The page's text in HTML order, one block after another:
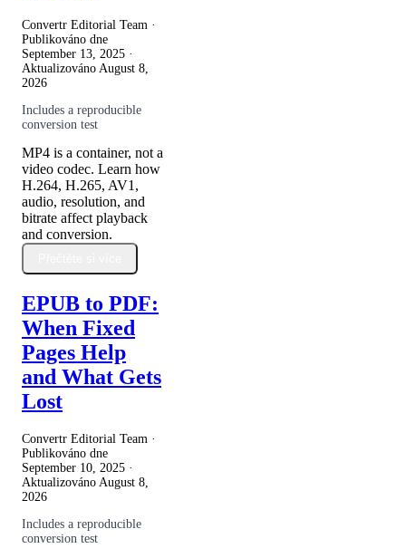
Convertr Editorial Team ·
Publikováno dne
September 13, 2025 ·
Aktualizováno August 8,
2026
Includes a reproducible
conversion test
MP4 is a container, not a
video codec. Learn how
H.264, H.265, AV1,
audio, resolution, and
bitrate affect playback
and conversion.
EPUB to PDF:
When Fixed
Pages Help
and What Gets
Lost
Convertr Editorial Team ·
Publikováno dne
September 10, 2025 ·
Aktualizováno August 8,
2026
Includes a reproducible
conversion test